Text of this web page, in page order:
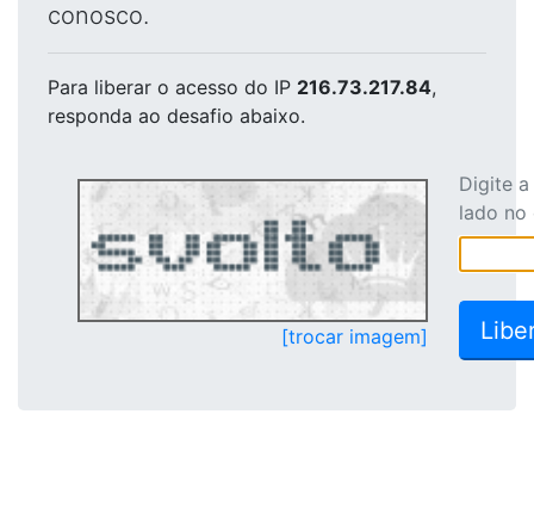
conosco.
Para liberar o acesso do IP 216.73.217.84,
responda ao desafio abaixo.
[trocar imagem]
Digite
lado no